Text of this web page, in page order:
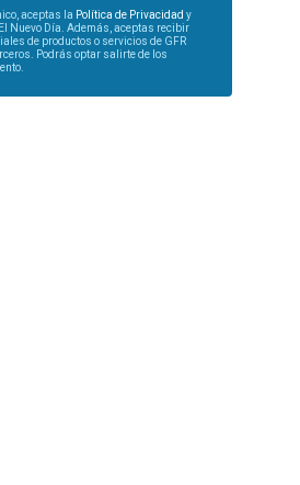
aceptas la Política de Privacidad y
Nuevo Día. Además, aceptas recibir
de productos o servicios de GFR
Podrás optar salirte de los